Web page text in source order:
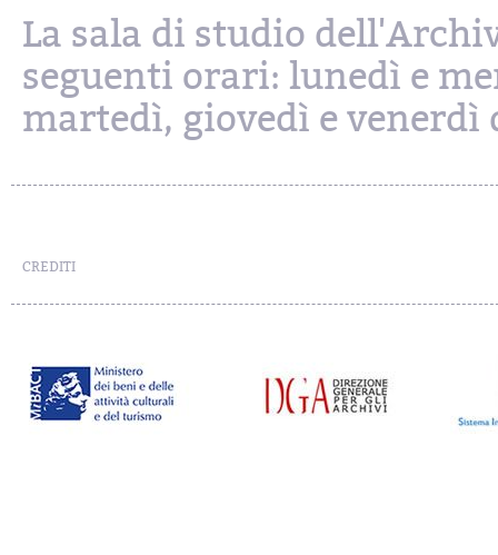
La sala di studio
seguenti orari: lunedì e
martedì, giovedì e venerdì
CREDITI